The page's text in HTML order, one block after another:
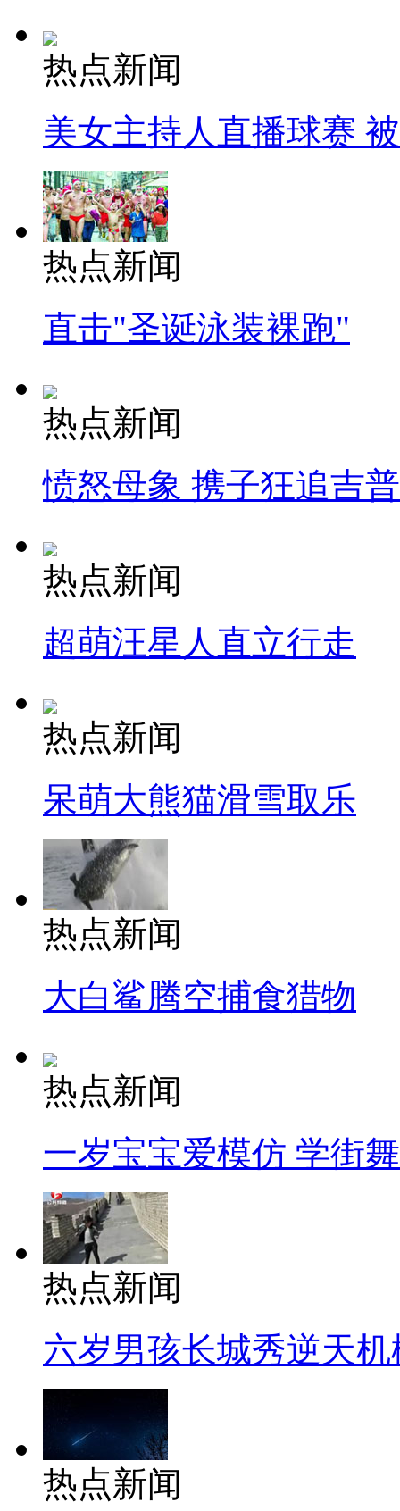
热点新闻
美女主持人直播球赛
热点新闻
直击"圣诞泳装裸跑"
热点新闻
愤怒母象 携子狂追吉
热点新闻
超萌汪星人直立行走
热点新闻
呆萌大熊猫滑雪取乐
热点新闻
大白鲨腾空捕食猎物
热点新闻
一岁宝宝爱模仿 学街
热点新闻
六岁男孩长城秀逆天机
热点新闻